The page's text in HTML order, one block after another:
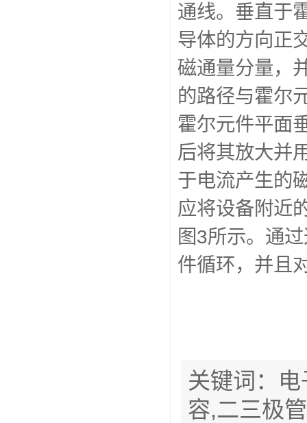
通线。垂直于
导体的方向正
磁通量分量，
的路径与霍尔
霍尔元件平面
后将其放大并
于电流产生的
应将设备附近
图3所示。通
件循环
关键词：
容,二三极管